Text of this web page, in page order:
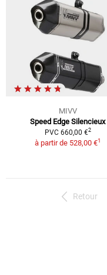
MIVV
Speed Edge Silencieux
PVC 660,00 €2
à partir de 528,00 €1
Retour